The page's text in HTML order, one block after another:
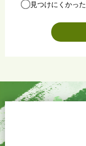
見つけにくかった